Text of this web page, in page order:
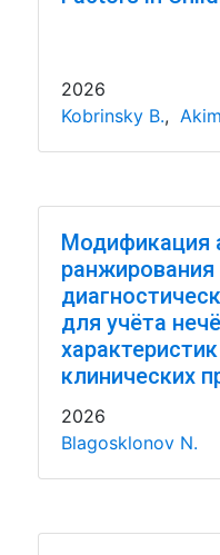
2026
Kobrinsky B.,
Модификация
ранжирования
для учёта
характеристик
клинических
2026
Blagosklonov N.